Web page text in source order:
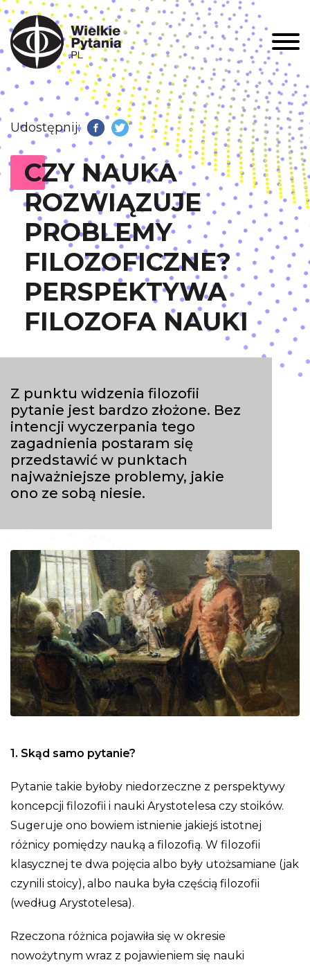
Udostępnij: Facebook
Twitter
CZY NAUKA
ROZWIĄZUJE
PROBLEMY
FILOZOFICZNE?
PERSPEKTYWA
FILOZOFA NAUKI
Z punktu widzenia filozofii
pytanie jest bardzo złożone. Bez
intencji wyczerpania tego
zagadnienia postaram się
przedstawić w punktach
najważniejsze problemy, jakie
ono ze sobą niesie.
1. Skąd samo pytanie?
Pytanie takie byłoby niedorzeczne z perspektywy
koncepcji filozofii i nauki Arystotelesa czy stoików.
Sugeruje ono bowiem istnienie jakiejś istotnej
różnicy pomiędzy nauką a filozofią. W filozofii
klasycznej te dwa pojęcia albo były utożsamiane (jak
czynili stoicy), albo nauka była częścią filozofii
(według Arystotelesa).
Rzeczona różnica pojawiła się w okresie
nowożytnym wraz z pojawieniem się nauki